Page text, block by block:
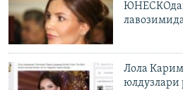
Лола
юлдузлари